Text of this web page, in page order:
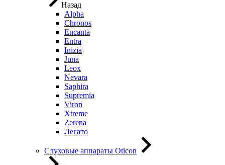
Назад
Alpha
Chronos
Encanta
Entra
Inizia
Juna
Leox
Nevara
Saphira
Supremia
Viron
Xtreme
Zerena
Легато
Слуховые аппараты Oticon